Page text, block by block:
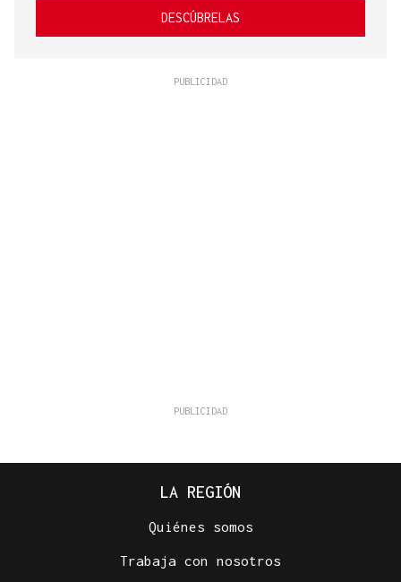
DESCÚBRELAS
LA REGIÓN
Quiénes somos
Trabaja con nosotros